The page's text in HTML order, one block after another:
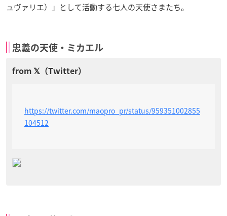
ュヴァリエ）」として活動する七人の天使さまたち。
忠義の天使・ミカエル
https://twitter.com/maopro_pr/status/959351002855
104512